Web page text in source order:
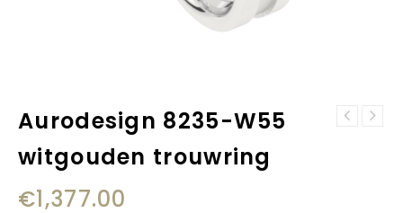
Aurodesign 8235-W55
witgouden trouwring
€1,377.00